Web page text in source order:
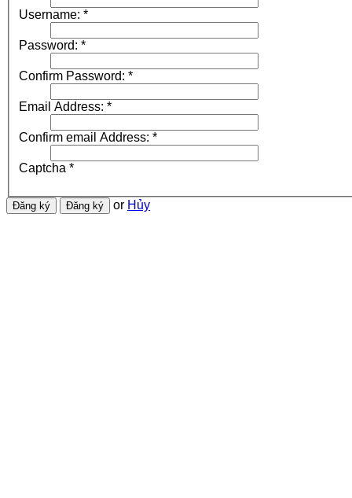
Username: *
Password: *
Confirm Password: *
Email Address: *
Confirm email Address: *
Captcha *
or Hủy